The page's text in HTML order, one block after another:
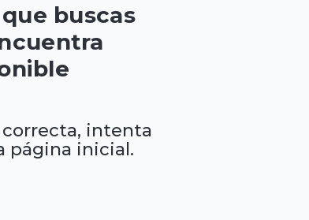
buscas
correcta, intenta
página inicial.